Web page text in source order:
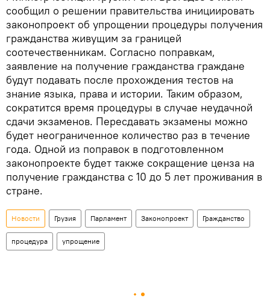
сообщил о решении правительства инициировать
законопроект об упрощении процедуры получения
гражданства живущим за границей
соотечественникам. Согласно поправкам,
заявление на получение гражданства граждане
будут подавать после прохождения тестов на
знание языка, права и истории. Таким образом,
сократится время процедуры в случае неудачной
сдачи экзаменов. Пересдавать экзамены можно
будет неограниченное количество раз в течение
года. Одной из поправок в подготовленном
законопроекте будет также сокращение ценза на
получение гражданства с 10 до 5 лет проживания в
стране.
Новости Грузия Парламент Законопроект Гражданство
процедура упрощение